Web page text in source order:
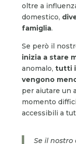
oltre a
domestico,
famiglia.
Se però il
inizia a stare
anomalo, tutti i
vengono
per aiutare un
momento
accessibili a
Se il